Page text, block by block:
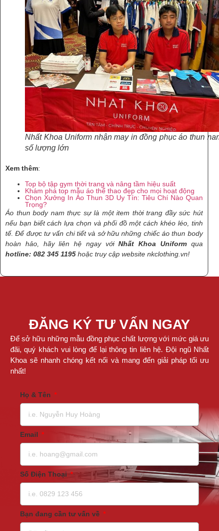
Nhất Khoa Uniform nhận may in đồng phục áo thun
số lượng lớn
Xem thêm:
Top bộ tập gym thời trang và nâng tầm hiệu suất
Khám phá top mẫu áo thể thao đẹp cho mọi hoạt động
Chọn Xưởng In Áo Thun 3D Uy Tín: Tiêu Chí Nào Quan
Trọng?
Áo thun body nam thực sự là một item thời trang đầy sức hút
nếu bạn biết cách lựa chọn và phối đồ một cách khéo léo, tinh
tế. Để được tư vấn chi tiết và sở hữu những chiếc áo thun body
hoàn hảo, hãy liên hệ ngay vớiNhất Khoa Uniformqua
hotline: 082 345 1195 hoặc truy cập website nkclothing.vn!
ĐĂNG KÝ TƯ VẤN NGAY
Để sở hữu những mẫu đồng phục chất lượng với mức giá ưu
đãi, quý khách vui lòng để lại thông tin liên hệ. Đội ngũ Nhất
Khoa sẽ nhanh chóng kết nối và mang đến giải pháp tối ưu
nhất!
Họ & Tên
Email
Số Điện Thoại
Bạn đang cần tư vấn về